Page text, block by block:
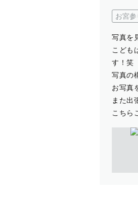
お宮参
写真を
こども
す！笑
写真の
お写真
また出
こちら